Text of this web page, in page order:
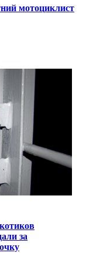
мотоциклист
за